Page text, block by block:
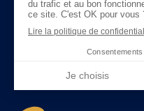
©2023